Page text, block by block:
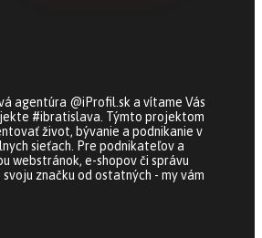
agentúra @iProfil.sk a vítame Vás
#ibratislava. Týmto projektom
život, bývanie a podnikanie v
sieťach. Pre podnikateľov a
webstránok, e-shopov či správu
značku od ostatných - my vám